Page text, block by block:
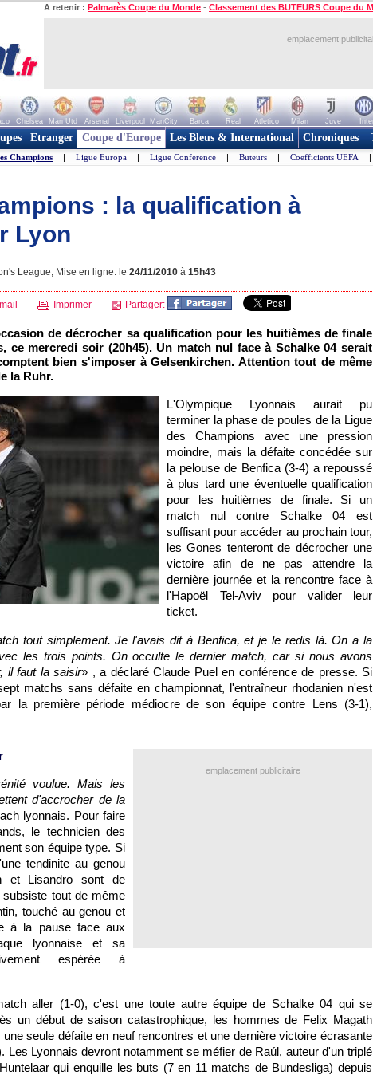
A retenir : Palmarès Coupe du Monde - Classement des BUTEURS Coupe du
emplacement
Chelsea Man Utd Arsenal Liverpool ManCity Barca Real Atletico Milan Juve
Etranger Coupe d'Europe Les Bleus & International Chroniques
Champions | Ligue Europa | Ligue Conference | Buteurs | Coefficients UEFA |
: la qualification à
Lyon
League, Mise en ligne: le 24/11/2010 à 15h43
Imprimer Partager:
de décrocher sa qualification pour les huitièmes de finale
ce mercredi soir (20h45). Un match nul face à Schalke 04 serait
bien s'imposer à Gelsenkirchen. Attention tout de même
la Ruhr.
L'Olympique Lyonnais aurait pu
terminer la phase de poules de la Ligue
des Champions avec une pression
moindre, mais la défaite concédée sur
la pelouse de Benfica (3-4) a repoussé
à plus tard une éventuelle qualification
pour les huitièmes de finale. Si un
match nul contre Schalke 04 est
suffisant pour accéder au prochain tour,
les Gones tenteront de décrocher une
victoire afin de ne pas attendre la
dernière journée et la rencontre face à
l'Hapoël Tel-Aviv pour valider leur
ticket.
tout simplement. Je l'avais dit à Benfica, et je le redis là. On a la
les trois points. On occulte le dernier match, car si nous avons
il faut la saisir» , a déclaré Claude Puel en conférence de presse. Si
matchs sans défaite en championnat, l'entraîneur rhodanien n'est
la première période médiocre de son équipe contre Lens (3-1),
emplacement publicitaire
voulue. Mais les
d'accrocher de la
lyonnais. Pour faire
le technicien des
son équipe type. Si
tendinite au genou
et Lisandro sont de
tout de même
touché au genou et
à la pause face aux
lyonnaise et sa
espérée à
aller (1-0), c'est une toute autre équipe de Schalke 04 qui se
un début de saison catastrophique, les hommes de Felix Magath
seule défaite en neuf rencontres et une dernière victoire écrasante
Les Lyonnais devront notamment se méfier de Raúl, auteur d'un triplé
qui enquille les buts (7 en 11 matchs de Bundesliga) depuis